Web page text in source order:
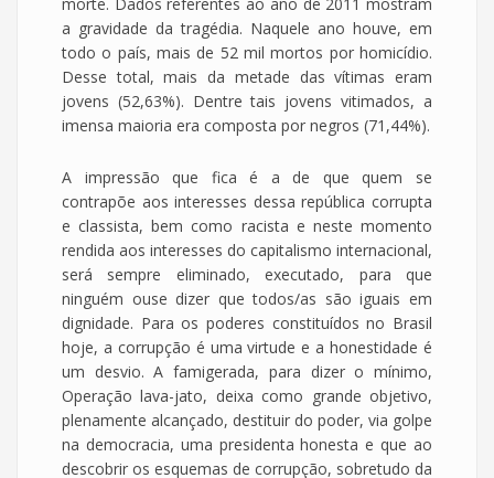
a gravidade da tragédia. Naquele ano houve, em
todo o país, mais de 52 mil mortos por homicídio.
Desse total, mais da metade das vítimas eram
jovens (52,63%). Dentre tais jovens vitimados, a
imensa maioria era composta por negros (71,44%).
A impressão que fica é a de que quem se
contrapõe aos interesses dessa república corrupta
e classista, bem como racista e neste momento
rendida aos interesses do capitalismo internacional,
será sempre eliminado, executado, para que
ninguém ouse dizer que todos/as são iguais em
dignidade. Para os poderes constituídos no Brasil
hoje, a corrupção é uma virtude e a honestidade é
um desvio. A famigerada, para dizer o mínimo,
Operação lava-jato, deixa como grande objetivo,
plenamente alcançado, destituir do poder, via golpe
na democracia, uma presidenta honesta e que ao
descobrir os esquemas de corrupção, sobretudo da